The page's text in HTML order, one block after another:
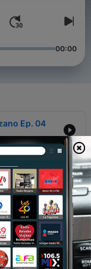
00:00
Ep. 04
Ep. 03
Ep. 01